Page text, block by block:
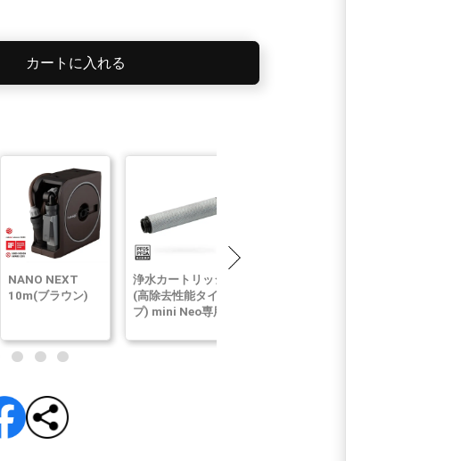
カートに入れる
NANO NEXT
10m(ブラウン)
浄水カートリッジ
(高除去性能タイ
プ) mini Neo専用